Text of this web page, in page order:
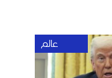
عالم